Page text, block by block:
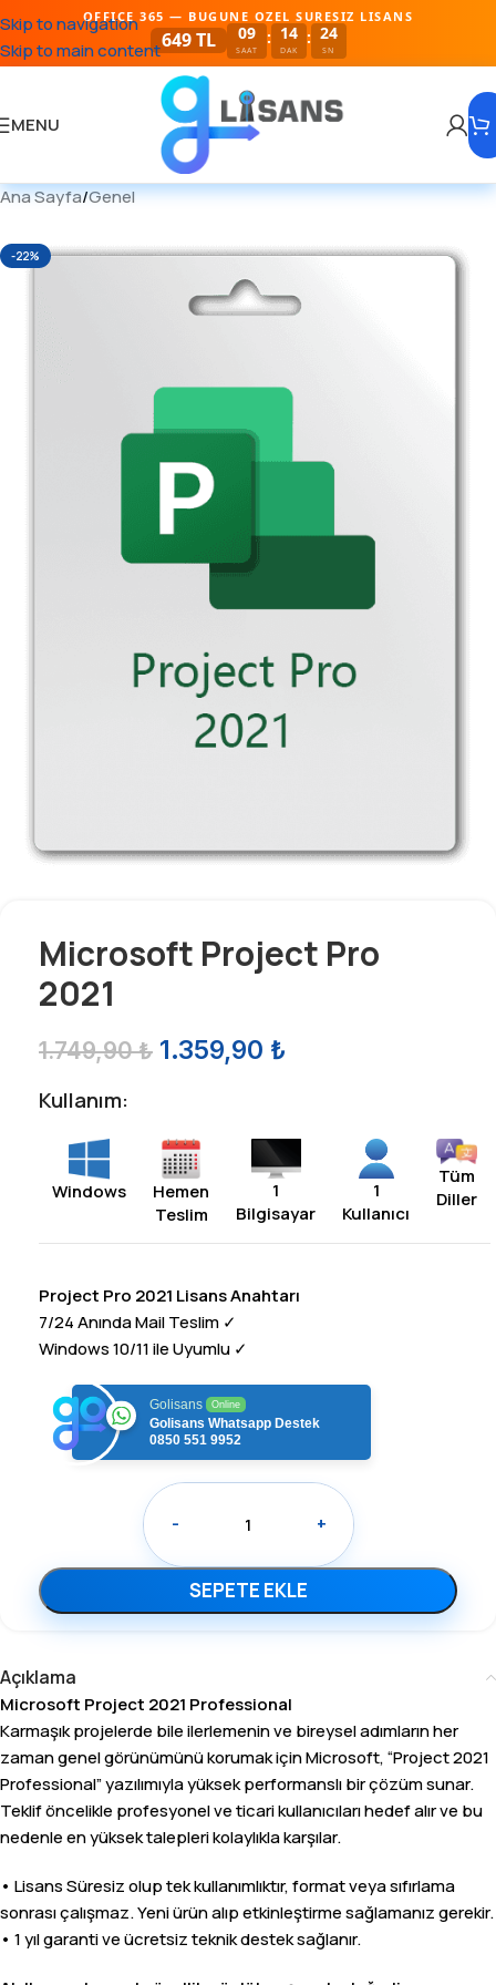
Skip to navigation
Skip to main content
OFFICE 365 — BUGUNE OZEL SURESIZ LISANS
649 TL 09
SAAT
: 14
DAK
: 23
SN
MENU
Ana Sayfa/Genel
-22%
Microsoft Project Pro
2021
1.749,90₺ 1.359,90 ₺
Kullanım:
Windows
Hemen
Teslim
1
Bilgisayar
1
Kullanıcı
Tüm
Diller
Project Pro 2021 Lisans Anahtarı
7/24 Anında Mail Teslim ✓
Windows 10/11 ile Uyumlu ✓
Golisans Online
Golisans Whatsapp Destek
0850 551 9952
- +
SEPETE EKLE
Açıklama
Microsoft Project 2021 Professional
Karmaşık projelerde bile ilerlemenin ve bireysel adımların her
zaman genel görünümünü korumak için Microsoft, “Project 2021
Professional” yazılımıyla yüksek performanslı bir çözüm sunar.
Teklif öncelikle profesyonel ve ticari kullanıcıları hedef alır ve bu
nedenle en yüksek talepleri kolaylıkla karşılar.
• Lisans Süresiz olup tek kullanımlıktır, format veya sıfırlama
sonrası çalışmaz. Yeni ürün alıp etkinleştirme sağlamanız gerekir.
• 1 yıl garanti ve ücretsiz teknik destek sağlanır.